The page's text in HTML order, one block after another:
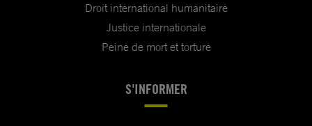
Droit international humanitaire
Justice internationale
Peine de mort et torture
S'INFORMER